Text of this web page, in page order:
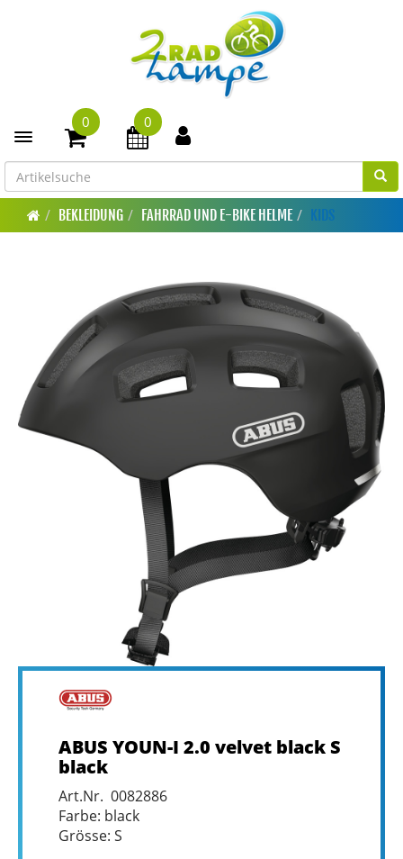
Toggle navigation
0 0
BEKLEIDUNG FAHRRAD UND E-BIKE HELME KIDS
ABUS YOUN-I 2.0 velvet black S
black
Art.Nr. 0082886
Farbe: black
Grösse: S